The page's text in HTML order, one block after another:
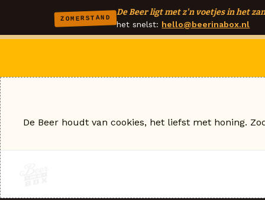
ZOMERSTAND
De Beer ligt met z'n voetjes in het
het snelst: hello@beerinabox.nl
De Beer houdt van cookies, het liefst met honing.